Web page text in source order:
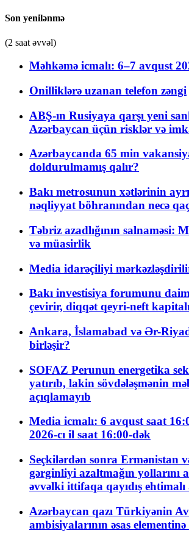
Son yenilənmə
(2 saat əvvəl)
Məhkəmə icmalı: 6–7 avqust
Onilliklərə uzanan telefon zəngi
ABŞ-ın Rusiyaya qarşı yeni
Azərbaycan üçün risklər və
Azərbaycanda 65 min
doldurulmamış qalır?
Bakı metrosunun xətlərinin
nəqliyyat böhranından necə
Təbriz azadlığının salnaməsi:
və müasirlik
Media idarəçiliyi
Bakı investisiya forumunu
çevirir, diqqət qeyri-neft
Ankara, İslamabad və Ər-
birləşir?
SOFAZ Perunun energetika
yatırıb, lakin sövdələşmənin
açıqlamayıb
Media icmalı: 6 avqust saat
2026-cı il saat 16:00-dək
Seçkilərdən sonra Ermənistan
gərginliyi azaltmağın yollarını
əvvəlki ittifaqa qayıdış ehtimalı
Azərbaycan qazı Türkiyənin
ambisiyalarının əsas